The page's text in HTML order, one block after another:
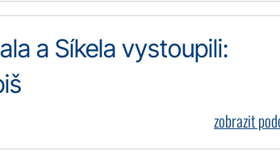
a Síkela vystoupili:
zobrazit